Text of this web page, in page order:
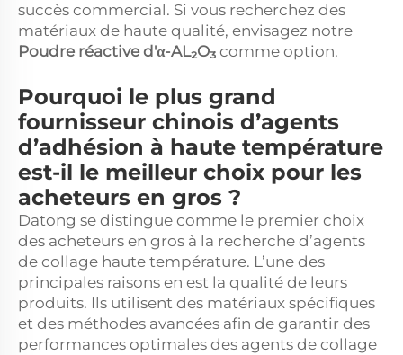
succès commercial. Si vous recherchez des
matériaux de haute qualité, envisagez notre
Poudre réactive d'α-AL₂O₃ comme option.
Pourquoi le plus grand
fournisseur chinois d’agents
d’adhésion à haute température
est-il le meilleur choix pour les
acheteurs en gros ?
Datong se distingue comme le premier choix
des acheteurs en gros à la recherche d’agents
de collage haute température. L’une des
principales raisons en est la qualité de leurs
produits. Ils utilisent des matériaux spécifiques
et des méthodes avancées afin de garantir des
performances optimales des agents de collage